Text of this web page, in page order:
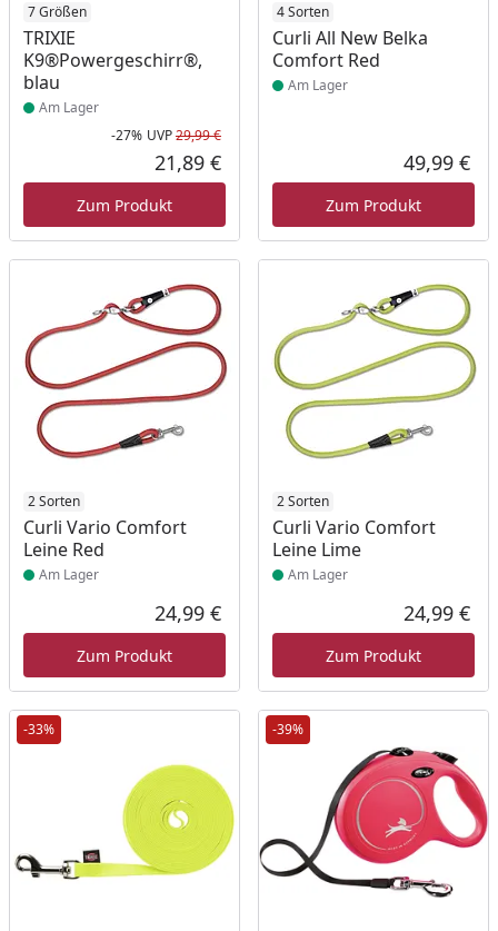
7 Größen
TRIXIE
K9®Powergeschirr®,
blau
Produkt am Lager
Am Lager
Rabatt in Prozent
-27%
Ursprünglicher Preis
UVP29,99 €
Aktueller Preis
21,89 €
Zum Produkt
4 Sorten
Curli All New Belka
Comfort Red
Produkt am Lager
Am Lager
49,99 €
Zum Produkt
2 Sorten
Curli Vario Comfort
Leine Red
Produkt am Lager
Am Lager
Aktueller Preis
24,99 €
Zum Produkt
2 Sorten
Curli Vario Comfort
Leine Lime
Produkt am Lager
Am Lager
24,99 €
Zum Produkt
-33% -39%